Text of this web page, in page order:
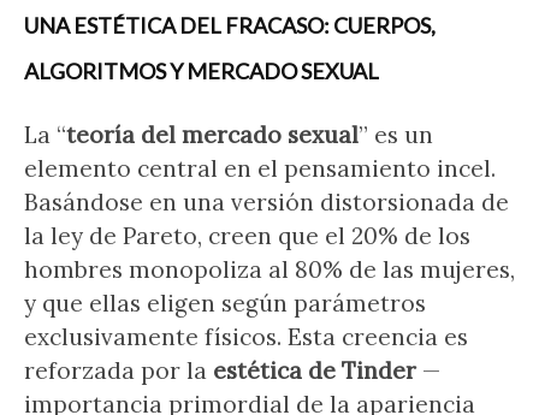
UNA ESTÉTICA DEL FRACASO: CUERPOS,
ALGORITMOS Y MERCADO SEXUAL
La “teoría del mercado sexual” es un
elemento central en el pensamiento incel.
Basándose en una versión distorsionada de
la ley de Pareto, creen que el 20% de los
hombres monopoliza al 80% de las mujeres,
y que ellas eligen según parámetros
exclusivamente físicos. Esta creencia es
reforzada por la estética de Tinder—
importancia primordial de la apariencia